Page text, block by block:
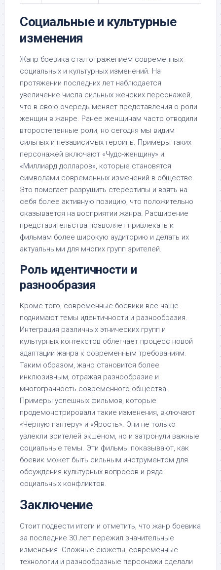
Социальные и культурные
изменения
Жанр боевика стал отражением современных
социальных и культурных изменений. На
протяжении последних лет наблюдается
увеличение числа сильных женских персонажей,
что в свою очередь меняет представления о роли
женщин в жанре. Ранее женщинам часто отводили
второстепенные роли, но сегодня мы видим
сильных и независимых героинь. Примеры таких
персонажей включают «Чудо-женщину» и
«Миллиард долларов», которые становятся
символами современных изменений в обществе.
Это помогает разрушить стереотипы и взять на
себя более активную позицию, что положительно
сказывается на восприятии жанра. Расширение
представительства позволяет привлекать к
фильмам более широкую аудиторию и делать их
актуальными для многих групп зрителей.
Роль идентичности и
разнообразия
Кроме того, современные боевики все чаще
поднимают темы идентичности и разнообразия.
Интеграция различных этнических групп и
культурных контекстов облегчает процесс новой
адаптации жанра к современным требованиям.
Таким образом, жанр становится более
инклюзивным, отражая разнообразие и
многогранность современного общества.
Примеры успешных фильмов, которые
продемонстрировали такие изменения, включают
«Черную пантеру» и «Ярость». Они не только
увлекли зрителей экшеном, но и затронули важные
социальные темы. Эти фильмы показывают, как
боевик может быть сильным инструментом для
обсуждения культурных вопросов и ряда
социальных конфликтов.
Заключение
Стоит подвести итоги и отметить, что жанр боевика
за последние 30 лет пережил значительные
изменения. Сложные сюжеты, современные
технологии и разнообразные персонажи сделали